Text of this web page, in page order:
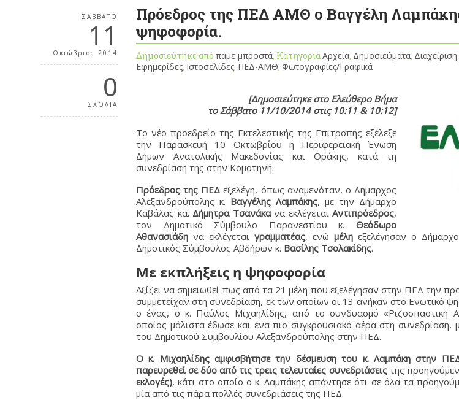
ΣΆΒΒΑΤΟ
11
Οκτώβριος 2014
0
ΣΧΟΛΙΑ
Πρόεδρος της ΠΕΔ ΑΜΘ ο Βαγγέλη
ψηφοφορία.
Δημοσιεύτηκε απόπάμε μπροστά, ΚατηγορίαΑρχεία, Δημοσιεύματα,
Εφημερίδες, Ιστοσελίδες, ΠΕΔ-ΑΜΘ, Φωτογραφίες/Γραφικά
[Δημοσιεύτηκε στο Ελεύθερο Βήμα
το Σάββατο 11/10/2014 στις 10:11 & 10:12]
Το νέο προεδρείο της Εκτελεστικής της Επιτροπής εξέλεξε
την Παρασκευή 10 Οκτωβρίου η Περιφερειακή Ένωση
Δήμων Ανατολικής Μακεδονίας και Θράκης, κατά τη
συνεδρίαση της στην Κομοτηνή.
Πρόεδρος της ΠΕΔ εξελέγη, όπως αναμενόταν, ο Δήμαρχος
Αλεξανδρούπολης κ. Βαγγέλης Λαμπάκης, με την Δήμαρχο
Καβάλας κα. Δήμητρα Τσανάκανα εκλέγεταιΑντιπρόεδρος,
τον Δημοτικό Σύμβουλο Παρανεστίου κ. Θεόδωρο
Αθανασιάδη να εκλέγεταιγραμματέας, ενώμέλη εξελέγησαν ο
Δημοτικός Σύμβουλος Αβδήρων κ. Βασίλης Τσολακίδης.
Με εκπλήξεις η ψηφοφορία
Αξίζει να σημειωθεί πως από τα 21 μέλη που εξελέγησαν στην ΠΕΔ την
συμμετείχαν στη συνεδρίαση, εκ των οποίων οι 13 ανήκαν στο Ενωτικό
ο ένας, ο κ. Παύλος Μιχαηλίδης, από το συνδυασμό «Ριζοσπαστική
οποίος μάλιστα έδωσε και ένα πιο συγκρουσιακό αέρα στη
του Δημοτικού Συμβουλίου Αλεξανδρούπολης στην ΠΕΔ.
Ο κ. Μιχαηλίδης αμφισβήτησε την δέσμευση του κ. Λαμπάκη στην
παρευρεθεί σε δύο από τις τρεις τελευταίες συνεδριάσειςτης
εκλογές), κάτι στο οποίο ο κ. Λαμπάκης απάντησε ότι σε όλα τα
μία από τις πάρα πολλές συνεδριάσεις της ΠΕΔ.